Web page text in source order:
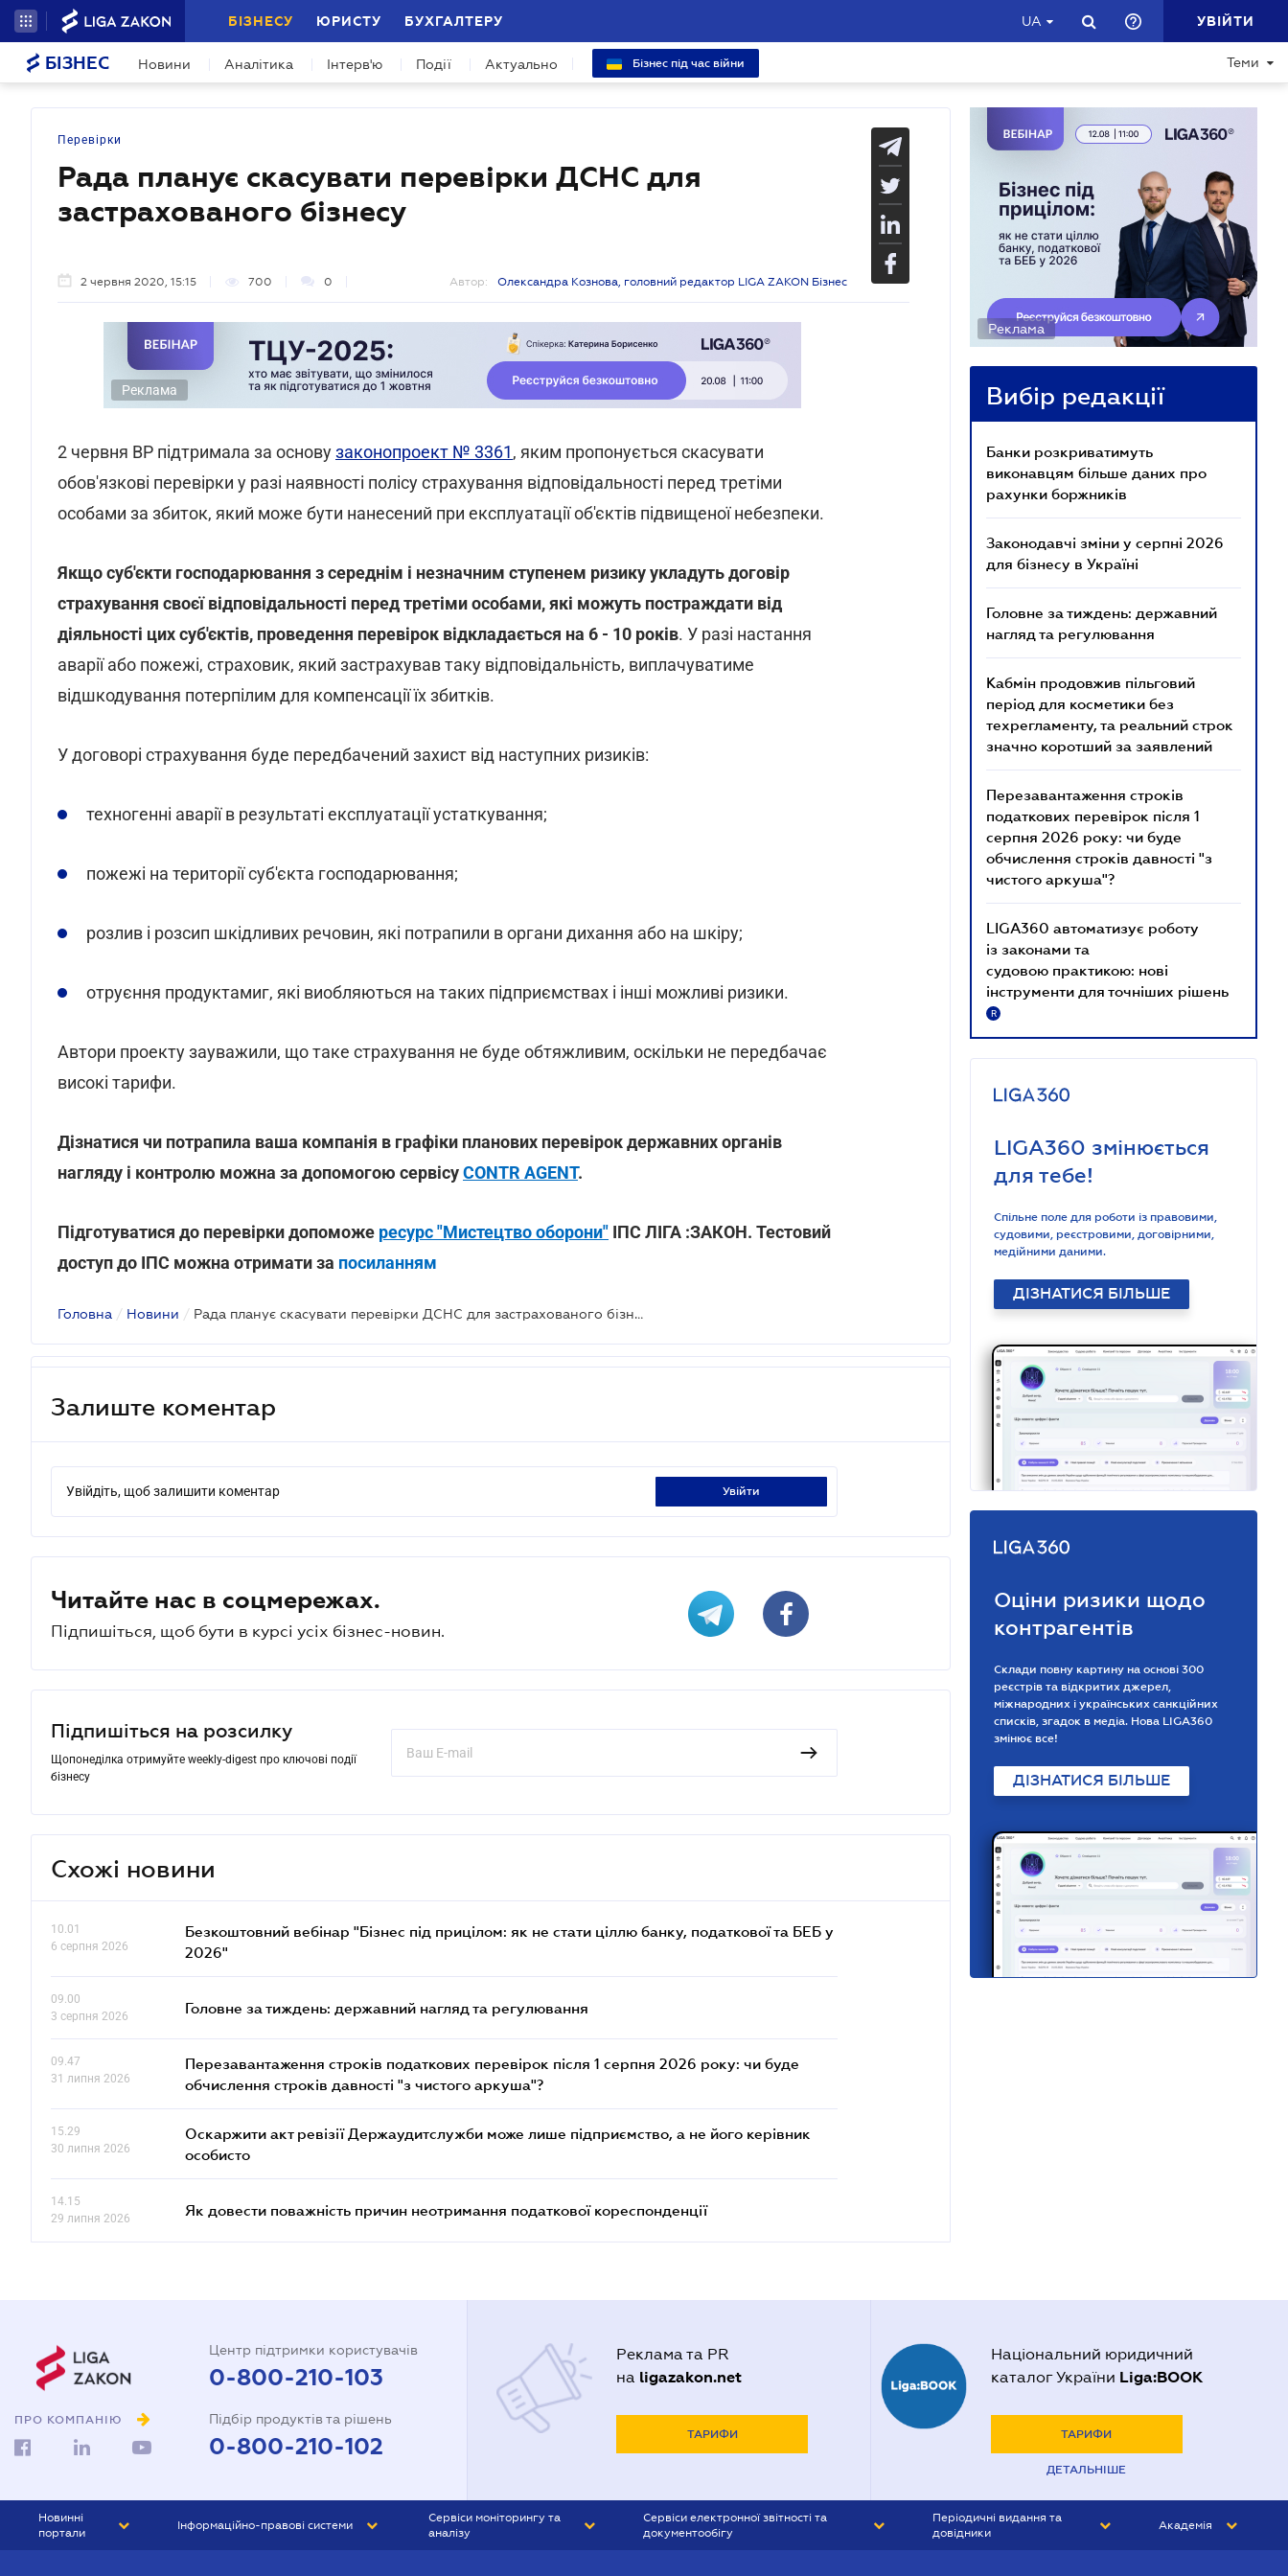
БІЗНЕСУ ЮРИСТУ БУХГАЛТЕРУ UA УВІЙТИ
БІЗНЕС Новини Аналітика Інтерв'ю Події Актуально Бізнес під час війни Теми
Перевірки
Рада планує скасувати перевірки ДСНС для
застрахованого бізнесу
2 червня 2020, 15:15 700 0 Автор: Олександра Кознова, головний редактор LIGA ZAKON Бізнес
Реклама
2 червня ВР підтримала за основузаконопроект № 3361, яким пропонується скасувати
обов'язкові перевірки у разі наявності полісу страхування відповідальності перед третіми
особами за збиток, який може бути нанесений при експлуатації об'єктів підвищеної небезпеки.
Якщо суб'єкти господарювання з середнім і незначним ступенем ризику укладуть договір
страхування своєї відповідальності перед третіми особами, які можуть постраждати від
діяльності цих суб'єктів, проведення перевірок відкладається на 6 - 10 років. У разі настання
аварії або пожежі, страховик, який застрахував таку відповідальність, виплачуватиме
відшкодування потерпілим для компенсації їх збитків.
У договорі страхування буде передбачений захист від наступних ризиків:
техногенні аварії в результаті експлуатації устаткування;
пожежі на території суб'єкта господарювання;
розлив і розсип шкідливих речовин, які потрапили в органи дихання або на шкіру;
отруєння продуктамиг, які виобляються на таких підприємствах і інші можливі ризики.
Автори проекту зауважили, що таке страхування не буде обтяжливим, оскільки не передбачає
високі тарифи.
Дізнатися чи потрапила ваша компанія в графіки планових перевірок державних органів
нагляду і контролю можна за допомогою сервісуCONTR AGENT.
Підготуватися до перевірки допоможе ресурс "Мистецтво оборони" ІПС ЛІГА :ЗАКОН. Тестовий
доступ до ІПС можна отримати за посиланням
Головна / Новини / Рада планує скасувати перевірки ДСНС для застрахованого бізнесу
Залиште коментар
Увійдіть, щоб залишити коментар увійти
Читайте нас в соцмережах.
Підпишіться, щоб бути в курсі усіх бізнес-новин.
Підпишіться на розсилку
Щопонеділка отримуйте weekly-digest про ключові події
бізнесу
Схожі новини
10.01
6 серпня 2026
Безкоштовний вебінар "Бізнес під прицілом: як не стати ціллю банку, податкової та БЕБ у
2026"
09.00
3 серпня 2026
Головне за тиждень: державний нагляд та регулювання
09.47
31 липня 2026
Перезавантаження строків податкових перевірок після 1 серпня 2026 року: чи буде
обчислення строків давності "з чистого аркуша"?
15.29
30 липня 2026
Оскаржити акт ревізії Держаудитслужби може лише підприємство, а не його керівник
особисто
14.15
29 липня 2026
Як довести поважність причин неотримання податкової кореспонденції
Реклама
Вибір редакції
Банки розкриватимуть
виконавцям більше даних про
рахунки боржників
Законодавчі зміни у серпні 2026
для бізнесу в Україні
Головне за тиждень: державний
нагляд та регулювання
Кабмін продовжив пільговий
період для косметики без
техрегламенту, та реальний строк
значно коротший за заявлений
Перезавантаження строків
податкових перевірок після 1
серпня 2026 року: чи буде
обчислення строків давності "з
чистого аркуша"?
LIGA360 автоматизує роботу
із законами та
судовою практикою: нові
інструменти для точніших рішень
R
LIGA360 змінюється
для тебе!
Спільне поле для роботи із правовими,
судовими, реєстровими, договірними,
медійними даними.
ДІЗНАТИСЯ БІЛЬШЕ
Оціни ризики щодо
контрагентів
Склади повну картину на основі 300
реєстрів та відкритих джерел,
міжнародних і українських санкційних
списків, згадок в медіа. Нова LIGA360
змінює все!
ДІЗНАТИСЯ БІЛЬШЕ
ПРО КОМПАНІЮ
Центр підтримки користувачів
0-800-210-103
Підбір продуктів та рішень
0-800-210-102
Реклама та PR
на ligazakon.net
ТАРИФИ
Національний юридичний
каталог України Liga:BOOK
ТАРИФИ
ДЕТАЛЬНІШЕ
Новинні
портали
Інформаційно-правові системи
Сервіси моніторингу та
аналізу
Сервіси електронної звітності та
документообігу
Періодичні видання та
довідники
Академія